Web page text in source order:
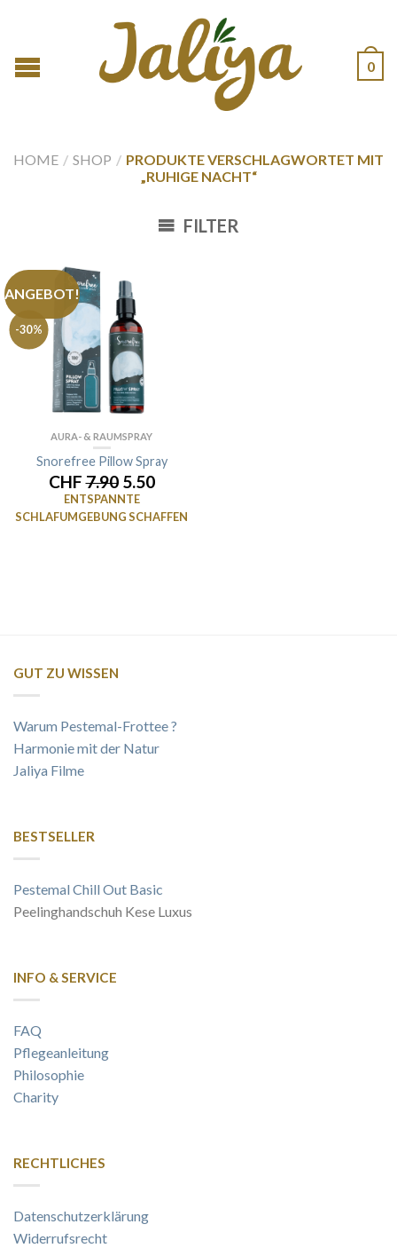
0
HOME / SHOP / PRODUKTE VERSCHLAGWORTET MIT
„RUHIGE NACHT“
FILTER
-30%
ANGEBOT!
AURA- & RAUMSPRAY
Snorefree Pillow Spray
CHF7.905.50
ENTSPANNTE
SCHLAFUMGEBUNG SCHAFFEN
GUT ZU WISSEN
Warum Pestemal-Frottee ?
Harmonie mit der Natur
Jaliya Filme
BESTSELLER
Pestemal Chill Out Basic
Peelinghandschuh Kese Luxus
INFO & SERVICE
FAQ
Pflegeanleitung
Philosophie
Charity
RECHTLICHES
Datenschutzerklärung
Widerrufsrecht